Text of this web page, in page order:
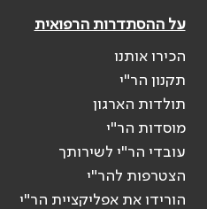
על ההסתדרות הרפואית
הכירו אותנו
תקנון הר"י
תולדות הארגון
מוסדות הר"י
עובדי הר"י לשירותך
הצטרפות להר"י
הורידו את אפליקציית הר"י